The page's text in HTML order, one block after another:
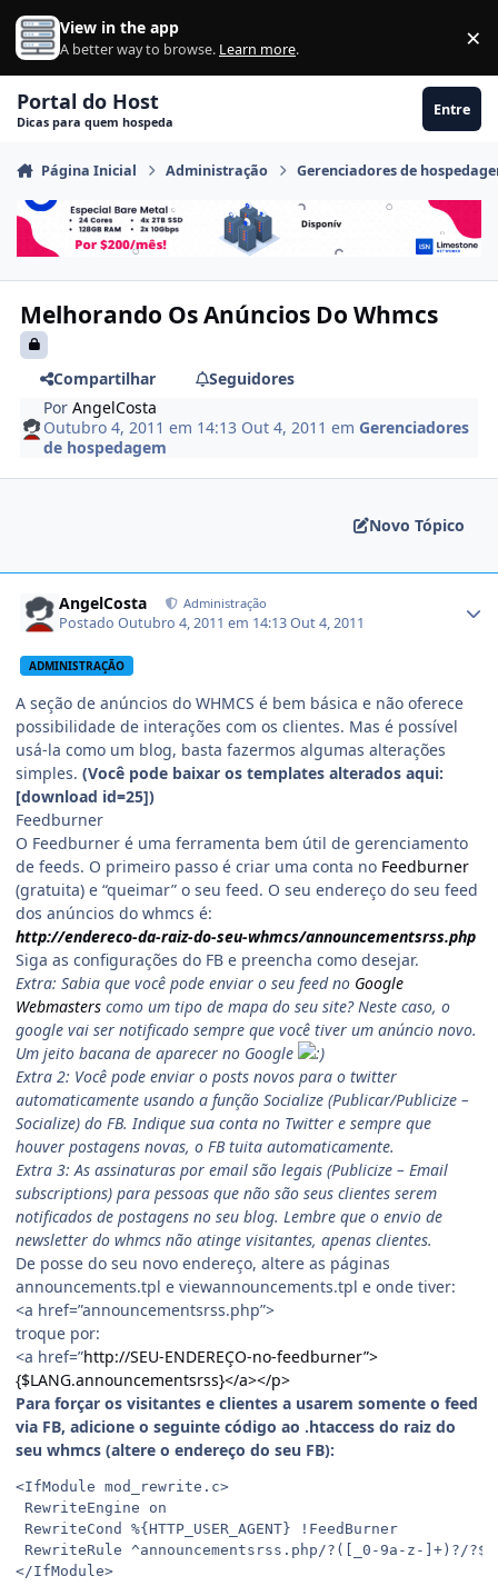
Ir para conteúdo
View in the app
A better way to browse. Learn more. ×
Portal do Host
Dicas para quem hospeda
Entre
Página Inicial Administração Gerenciadores de
Melhorando Os Anúncios Do Whmcs
Compartilhar
Seguidores
PorAngelCosta
Outubro 4, 2011 em 14:13 Out 4, 2011 emGerenciadores
de hospedagem
Novo Tópico
AngelCosta Administração
PostadoOutubro 4, 2011 em 14:13Out 4, 2011
ADMINISTRAÇÃO
A seção de anúncios do WHMCS é bem básica e não oferece
possibilidade de interações com os clientes. Mas é possível
usá-la como um blog, basta fazermos algumas alterações
simples. (Você pode baixar os templates alterados aqui:
[download id=25])
Feedburner
O Feedburner é uma ferramenta bem útil de gerenciamento
de feeds. O primeiro passo é criar uma conta no Feedburner
(gratuita) e “queimar” o seu feed. O seu endereço do seu feed
dos anúncios do whmcs é:
http://endereco-da-raiz-do-seu-whmcs/announcementsrss.php
Siga as configurações do FB e preencha como desejar.
Extra: Sabia que você pode enviar o seu feed no Google
Webmasters como um tipo de mapa do seu site? Neste caso, o
google vai ser notificado sempre que você tiver um anúncio novo.
Um jeito bacana de aparecer no Google
Extra 2: Você pode enviar o posts novos para o twitter
automaticamente usando a função Socialize (Publicar/Publicize –
Socialize) do FB. Indique sua conta no Twitter e sempre que
houver postagens novas, o FB tuita automaticamente.
Extra 3: As assinaturas por email são legais (Publicize – Email
subscriptions) para pessoas que não são seus clientes serem
notificados de postagens no seu blog. Lembre que o envio de
newsletter do whmcs não atinge visitantes, apenas clientes.
De posse do seu novo endereço, altere as páginas
announcements.tpl e viewannouncements.tpl e onde tiver:
<a href=”announcementsrss.php”>
troque por:
<a href=”http://SEU-ENDEREÇO-no-feedburner”>
{$LANG.announcementsrss}</a></p>
Para forçar os visitantes e clientes a usarem somente o feed
via FB, adicione o seguinte código ao .htaccess do raiz do
seu whmcs (altere o endereço do seu FB):
<IfModule mod_rewrite.c>
RewriteEngine on
RewriteCond %{HTTP_USER_AGENT} !FeedBurner
RewriteRule ^announcementsrss.php/?([_0-9a-z-]+)?/?$